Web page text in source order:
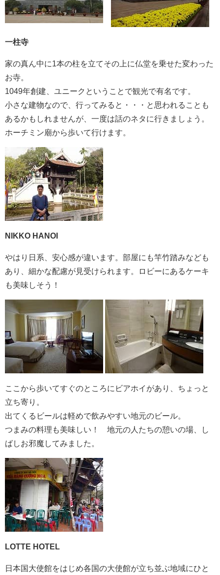
一柱寺
家の真ん中に1本の柱を立てその上に仏堂を乗せた変わった
お寺。
1049年創建、ユニークということで観光で有名です。
小さな建物なので、行ってみると・・・と思われることも
あるかもしれませんが、一度は話のネタに行きましょう。
ホーチミン廟から歩いて行けます。
NIKKO HANOI
やはり日系、安心感が違います。部屋にも竿竹踏みなども
あり、細かな配慮が見受けられます。ロビーにあるケーキ
も美味しそう！
ここから歩いてすぐのところにビアホイがあり、ちょっと
立ち寄り。
出てくるビールは軽めで飲みやすい地元のビール。
つまみの料理も美味しい！ 地元の人たちの憩いの場、し
ばしお邪魔してみました。
LOTTE HOTEL
日本国大使館をはじめ各国の大使館が立ち並ぶ地域にひと